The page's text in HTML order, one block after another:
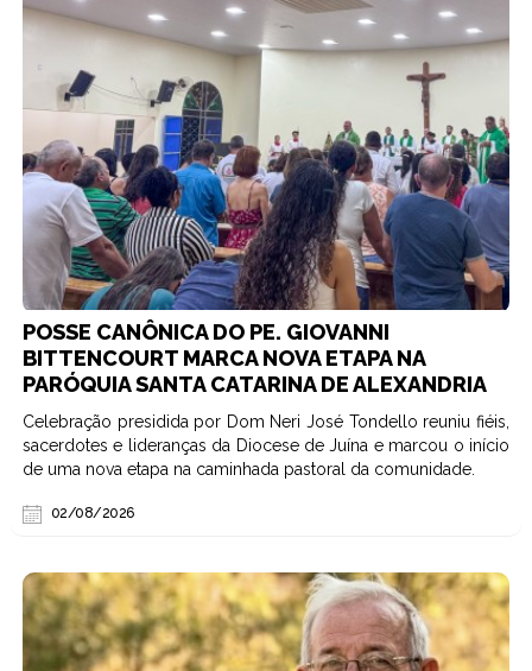
POSSE CANÔNICA DO PE. GIOVANNI
BITTENCOURT MARCA NOVA ETAPA NA
PARÓQUIA SANTA CATARINA DE ALEXANDRIA
Celebração presidida por Dom Neri José Tondello reuniu fiéis,
sacerdotes e lideranças da Diocese de Juína e marcou o início
de uma nova etapa na caminhada pastoral da comunidade.
02/08/2026